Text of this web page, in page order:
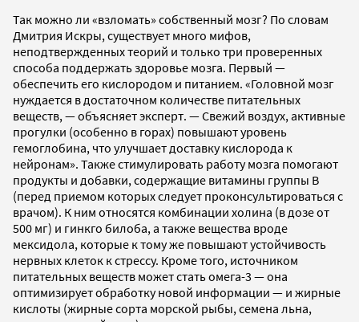
Так можно ли «взломать» собственный мозг? По словам
Дмитрия Искры, существует много мифов,
неподтвержденных теорий и только три проверенных
способа поддержать здоровье мозга. Первый —
обеспечить его кислородом и питанием. «Головной мозг
нуждается в достаточном количестве питательных
веществ, — объясняет эксперт. — Свежий воздух, активные
прогулки (особенно в горах) повышают уровень
гемоглобина, что улучшает доставку кислорода к
нейронам». Также стимулировать работу мозга помогают
продукты и добавки, содержащие витамины группы B
(перед приемом которых следует проконсультироваться с
врачом). К ним относятся комбинации холина (в дозе от
500 мг) и гинкго билоба, а также вещества вроде
мексидола, которые к тому же повышают устойчивость
нервных клеток к стрессу. Кроме того, источником
питательных веществ может стать омега-3 — она
оптимизирует обработку новой информации — и жирные
кислоты (жирные сорта морской рыбы, семена льна,